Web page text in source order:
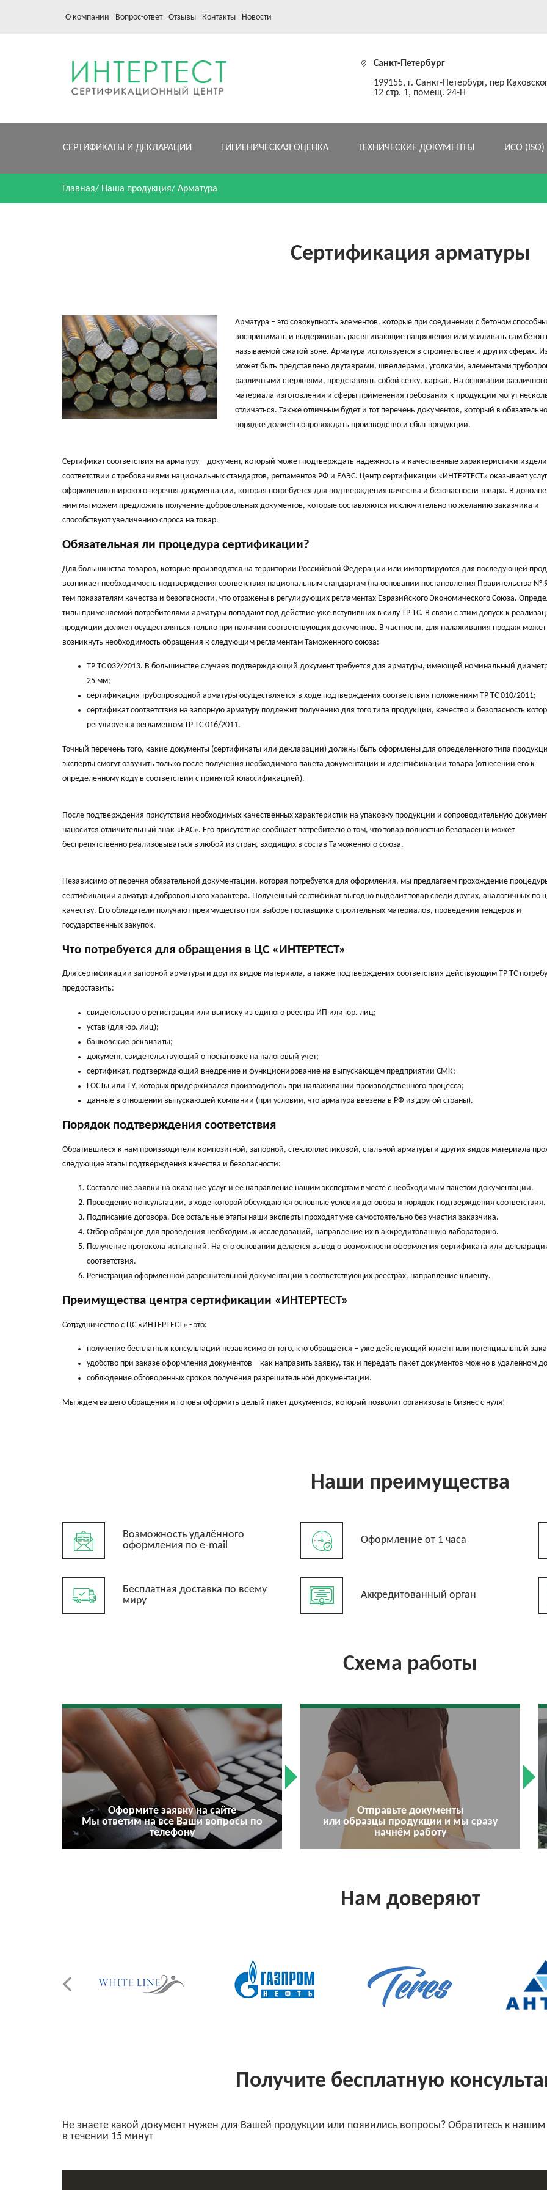
О компании Вопрос-ответ Отзывы Контакты Новости
Санкт-Петербург
199155, г. Санкт-Петербург, пер
12 стр. 1, помещ. 24-Н
СЕРТИФИКАТЫ И ДЕКЛАРАЦИИ ГИГИЕНИЧЕСКАЯ ОЦЕНКА ТЕХНИЧЕСКИЕ ДОКУМЕНТЫ ИСО (ISO)
Главная/ Наша продукция/ Арматура
Сертификация арматуры
Арматура – это совокупность элементов, которые при соединении с бетоном способны
воспринимать и выдерживать растягивающие напряжения или усиливать сам бетон
называемой сжатой зоне. Арматура используется в строительстве и других сферах.
может быть представлено двутаврами, швеллерами, уголками, элементами
различными стержнями, представлять собой сетку, каркас. На основании различного
материала изготовления и сферы применения требования к продукции могут
отличаться. Также отличным будет и тот перечень документов, который в
порядке должен сопровождать производство и сбыт продукции.
Сертификат соответствия на арматуру – документ, который может подтверждать надежность и качественные характеристики
соответствии с требованиями национальных стандартов, регламентов РФ и ЕАЭС. Центр сертификации «ИНТЕРТЕСТ» оказывает
оформлению широкого перечня документации, которая потребуется для подтверждения качества и безопасности товара. В
ним мы можем предложить получение добровольных документов, которые составляются исключительно по желанию заказчика и
способствуют увеличению спроса на товар.
Обязательная ли процедура сертификации?
Для большинства товаров, которые производятся на территории Российской Федерации или импортируются для последующей
возникает необходимость подтверждения соответствия национальным стандартам (на основании постановления Правительства №
тем показателям качества и безопасности, что отражены в регулирующих регламентах Евразийского Экономического Союза.
типы применяемой потребителями арматуры попадают под действие уже вступивших в силу ТР ТС. В связи с этим допуск к
продукции должен осуществляться только при наличии соответствующих документов. В частности, для налаживания продаж может
возникнуть необходимость обращения к следующим регламентам Таможенного союза:
ТР ТС 032/2013. В большинстве случаев подтверждающий документ требуется для арматуры, имеющей номинальный
25 мм;
сертификация трубопроводной арматуры осуществляется в ходе подтверждения соответствия положениям ТР ТС 010/2011;
сертификат соответствия на запорную арматуру подлежит получению для того типа продукции, качество и безопасность
регулируется регламентом ТР ТС 016/2011.
Точный перечень того, какие документы (сертификаты или декларации) должны быть оформлены для определенного типа
эксперты смогут озвучить только после получения необходимого пакета документации и идентификации товара (отнесении его к
определенному коду в соответствии с принятой классификацией).
После подтверждения присутствия необходимых качественных характеристик на упаковку продукции и сопроводительную
наносится отличительный знак «ЕАС». Его присутствие сообщает потребителю о том, что товар полностью безопасен и может
беспрепятственно реализовываться в любой из стран, входящих в состав Таможенного союза.
Независимо от перечня обязательной документации, которая потребуется для оформления, мы предлагаем прохождение
сертификации арматуры добровольного характера. Полученный сертификат выгодно выделит товар среди других, аналогичных по
качеству. Его обладатели получают преимущество при выборе поставщика строительных материалов, проведении тендеров и
государственных закупок.
Что потребуется для обращения в ЦС «ИНТЕРТЕСТ»
Для сертификации запорной арматуры и других видов материала, а также подтверждения соответствия действующим ТР ТС
предоставить:
свидетельство о регистрации или выписку из единого реестра ИП или юр. лиц;
устав (для юр. лиц);
банковские реквизиты;
документ, свидетельствующий о постановке на налоговый учет;
сертификат, подтверждающий внедрение и функционирование на выпускающем предприятии СМК;
ГОСТы или ТУ, которых придерживался производитель при налаживании производственного процесса;
данные в отношении выпускающей компании (при условии, что арматура ввезена в РФ из другой страны).
Порядок подтверждения соответствия
Обратившиеся к нам производители композитной, запорной, стеклопластиковой, стальной арматуры и других видов материала
следующие этапы подтверждения качества и безопасности:
Составление заявки на оказание услуг и ее направление нашим экспертам вместе с необходимым пакетом документации.
Проведение консультации, в ходе которой обсуждаются основные условия договора и порядок подтверждения соответствия.
Подписание договора. Все остальные этапы наши эксперты проходят уже самостоятельно без участия заказчика.
Отбор образцов для проведения необходимых исследований, направление их в аккредитованную лабораторию.
Получение протокола испытаний. На его основании делается вывод о возможности оформления сертификата или
соответствия.
Регистрация оформленной разрешительной документации в соответствующих реестрах, направление клиенту.
Преимущества центра сертификации «ИНТЕРТЕСТ»
Сотрудничество с ЦС «ИНТЕРТЕСТ» - это:
получение бесплатных консультаций независимо от того, кто обращается – уже действующий клиент или потенциальный
удобство при заказе оформления документов – как направить заявку, так и передать пакет документов можно в удаленном
соблюдение обговоренных сроков получения разрешительной документации.
Мы ждем вашего обращения и готовы оформить целый пакет документов, который позволит организовать бизнес с нуля!
Наши преимущества
Возможность удалённого
оформления по e-mail
Бесплатная доставка по всему
миру
Оформление от 1 часа
Аккредитованный орган
Схема работы
Оформите заявку на сайте
Мы ответим на все Ваши вопросы по
телефону
Отправьте документы
или образцы продукции и мы сразу
начнём работу
Нам доверяют
Получите бесплатную
Не знаете какой документ нужен для Вашей продукции или появились вопросы? Обратитесь к
в течении 15 минут